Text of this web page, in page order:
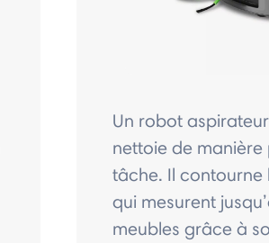
Un robot
nettoie de
tâche. Il contourne
qui mesurent
meubles grâce à